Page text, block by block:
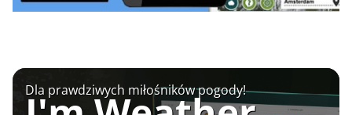
Dla prawdziwych miłośników pogody!